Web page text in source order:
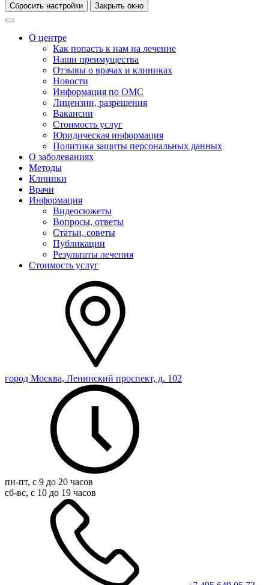
Сбросить настройки Закрыть окно
О центре
Как попасть к нам на лечение
Наши преимущества
Отзывы о врачах и клиниках
Новости
Информация по ОМС
Лицензии, разрешения
Вакансии
Стоимость услуг
Юридическая информация
Политика защиты персональных данных
О заболеваниях
Методы
Клиники
Врачи
Информация
Видеосюжеты
Вопросы, ответы
Статьи, советы
Публикации
Результаты лечения
Стоимость услуг
город Москва, Ленинский проспект, д. 102
пн-пт, с 9 до 20 часов
сб-вс, с 10 до 19 часов